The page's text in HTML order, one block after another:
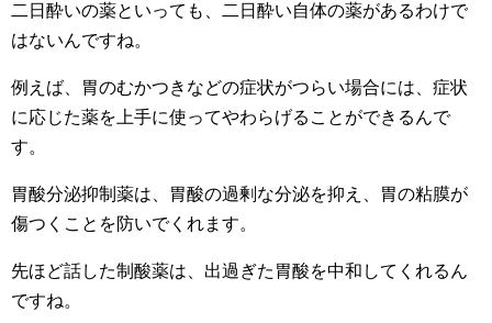
二日酔いの薬といっても、二日酔い自体の薬があるわけで
はないんですね。
例えば、胃のむかつきなどの症状がつらい場合には、症状
に応じた薬を上手に使ってやわらげることができるんで
す。
胃酸分泌抑制薬は、胃酸の過剰な分泌を抑え、胃の粘膜が
傷つくことを防いでくれます。
先ほど話した制酸薬は、出過ぎた胃酸を中和してくれるん
ですね。